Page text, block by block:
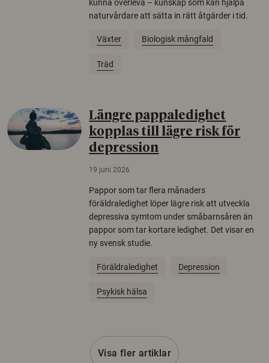
kunna överleva – kunskap som kan hjälpa
naturvårdare att sätta in rätt åtgärder i tid.
Växter Biologisk mångfald
Träd
Längre pappaledighet
kopplas till lägre risk för
depression
19 juni 2026
Pappor som tar flera månaders
föräldraledighet löper lägre risk att utveckla
depressiva symtom under småbarnsåren än
pappor som tar kortare ledighet. Det visar en
ny svensk studie.
Föräldraledighet Depression
Psykisk hälsa
Visa fler artiklar